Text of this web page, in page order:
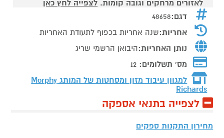
לאזורים מרחקים וגובה קומות. לצפייה לחץ כאן
דגם:48658
אחריות:שנה אחריות בכפוף לתעודת האחריות
נותן האחריות:היבואן הרשמי שריג
מס' תשלומים: 12
למגוון עיבוד מזון ומסחטות של המותג Morphy
Richards
לצפייה בתנאי אספקה
מחירון התקנות ספקים